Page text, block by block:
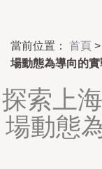
當前位置： 首頁 >
場動態為導向的
探索上
場動態